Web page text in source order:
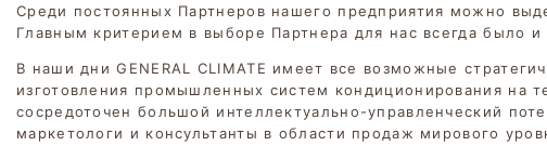
Среди постоянных Партнеров нашего предприятия можно
Главным критерием в выборе Партнера для нас всегда было и
В наши дни GENERAL CLIMATE имеет все возможные
изготовления промышленных систем кондиционирования на
сосредоточен большой интеллектуально-управленческий
маркетологи и консультанты в области продаж мирового